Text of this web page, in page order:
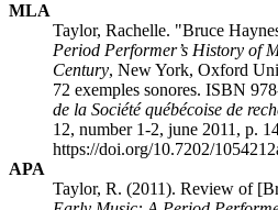
MLA
Taylor, Rachelle. "Bruce
Period Performer’s History of
Century, New York, Oxford
72 exemples sonores. ISBN
de la Société québécoise de
12, number 1-2, june 2011, p.
https://doi.org/10.7202/
APA
Taylor, R. (2011). Review of